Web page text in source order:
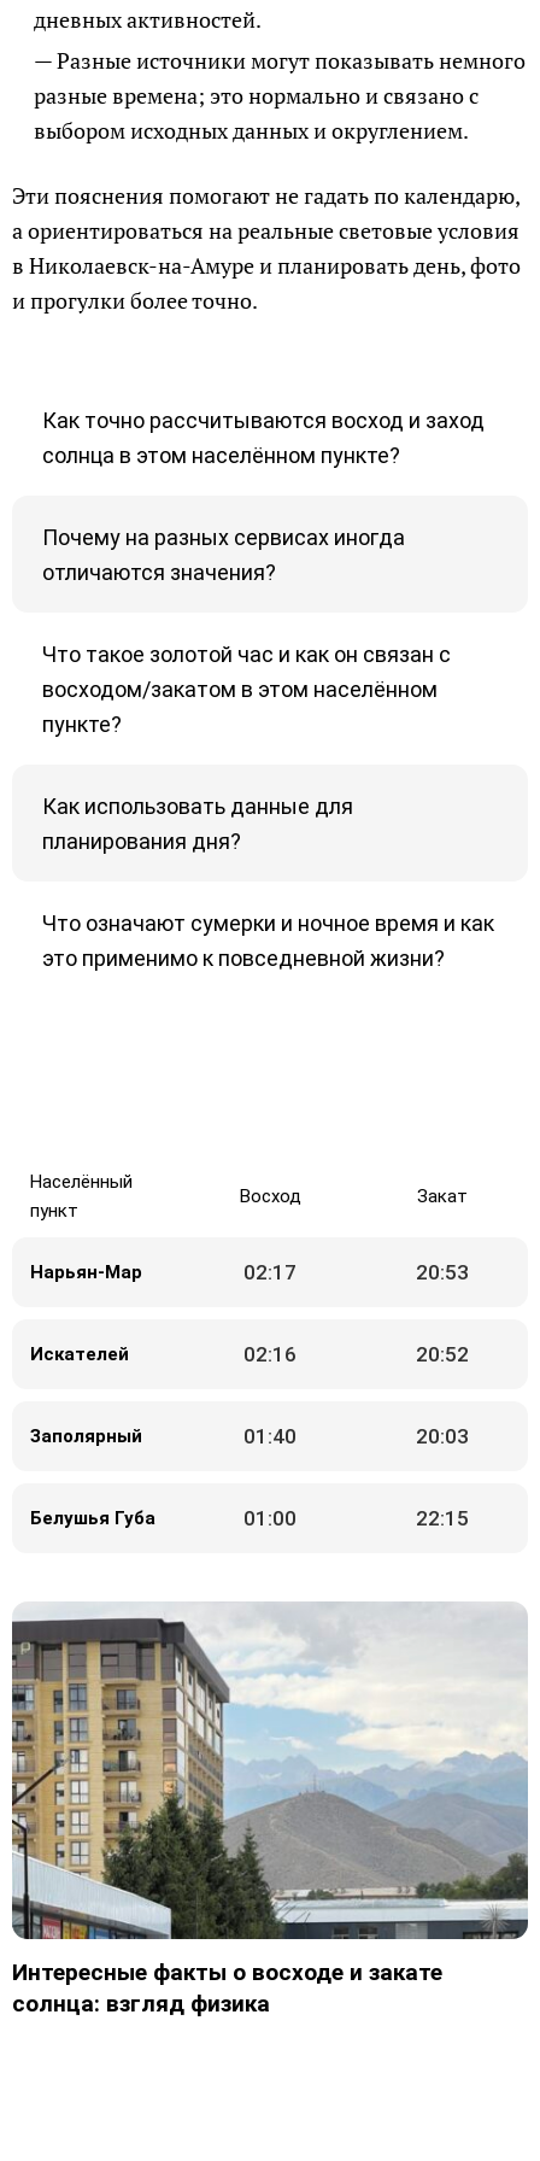
дневных активностей.
Разные источники могут показывать немного
разные времена; это нормально и связано с
выбором исходных данных и округлением.
Эти пояснения помогают не гадать по календарю,
а ориентироваться на реальные световые условия
в Николаевск-на-Амуре и планировать день, фото
и прогулки более точно.
Как точно рассчитываются восход и заход
солнца в этом населённом пункте?
Почему на разных сервисах иногда
отличаются значения?
Что такое золотой час и как он связан с
восходом/закатом в этом населённом
пункте?
Как использовать данные для
планирования дня?
Что означают сумерки и ночное время и как
это применимо к повседневной жизни?
Населённый
пункт
Восход Закат
Нарьян-Мар 02:17 20:53
Искателей 02:16 20:52
Заполярный 01:40 20:03
Белушья Губа 01:00 22:15
Интересные факты о восходе и закате
солнца: взгляд физика